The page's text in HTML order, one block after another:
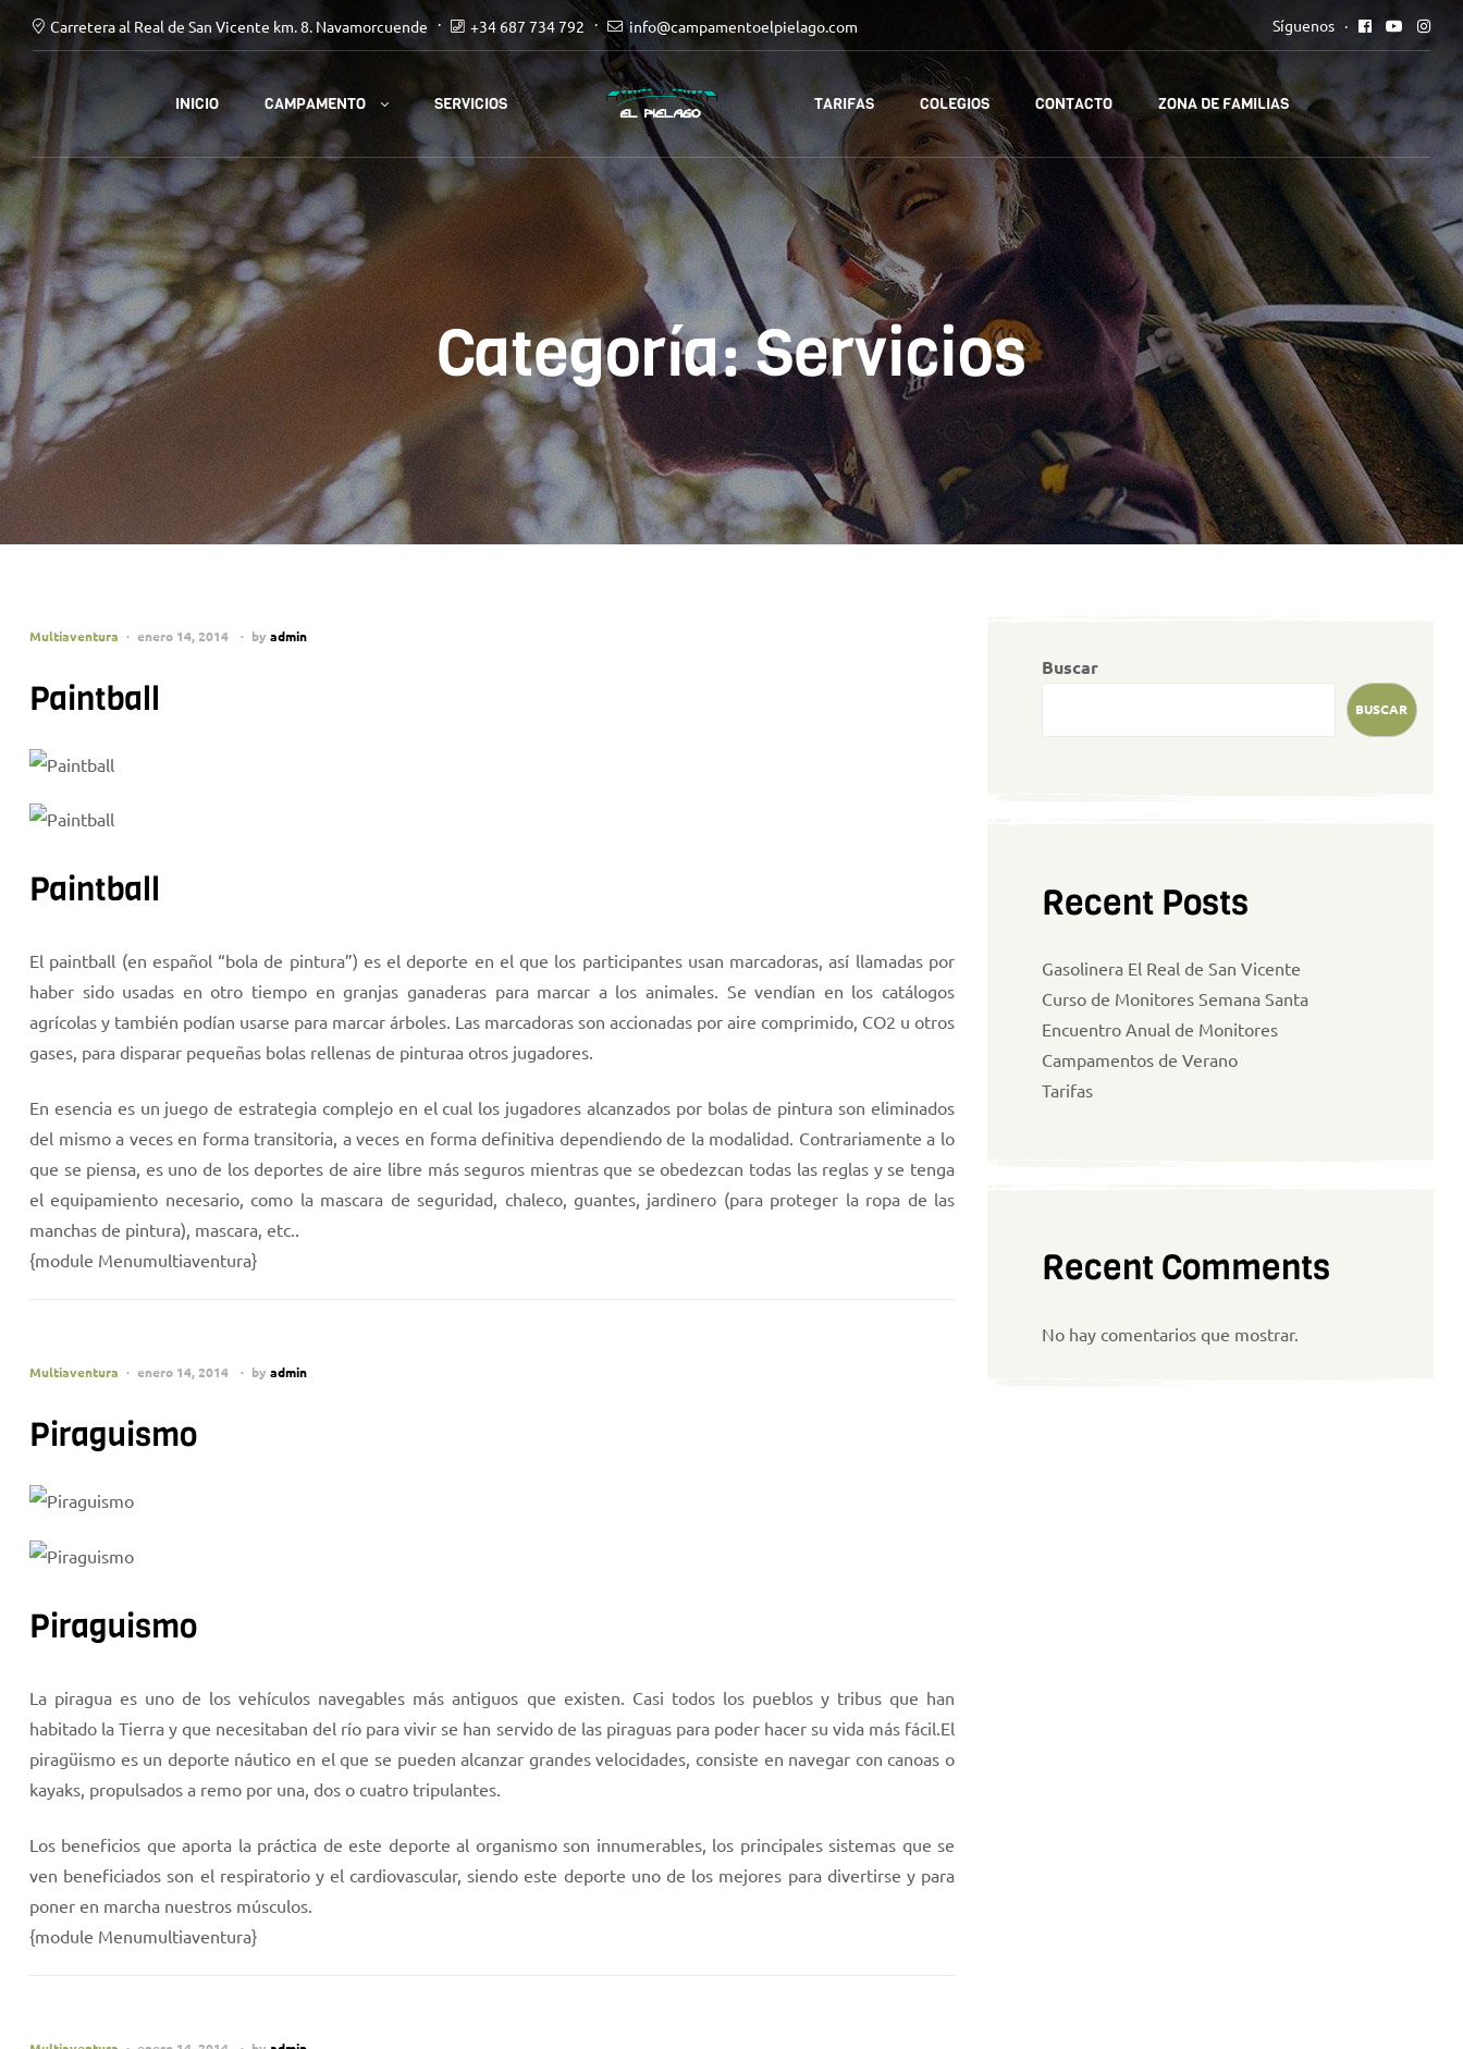
Carretera al Real de San Vicente km. 8. Navamorcuende +34 687 734 792 info@campamentoelpielago.com Síguenos
INICIO CAMPAMENTO SERVICIOS TARIFAS COLEGIOS CONTACTO ZONA DE FAMILIAS
Categoría:Servicios
Multiaventura enero 14, 2014 by admin
Paintball
Paintball
El paintball (en español “bola de pintura”) es el deporte en el que los participantes usan marcadoras, así llamadas por
haber sido usadas en otro tiempo en granjas ganaderas para marcar a los animales. Se vendían en los catálogos
agrícolas y también podían usarse para marcar árboles. Las marcadoras son accionadas por aire comprimido, CO2 u otros
gases, para disparar pequeñas bolas rellenas de pinturaa otros jugadores.
En esencia es un juego de estrategia complejo en el cual los jugadores alcanzados por bolas de pintura son eliminados
del mismo a veces en forma transitoria, a veces en forma definitiva dependiendo de la modalidad. Contrariamente a lo
que se piensa, es uno de los deportes de aire libre más seguros mientras que se obedezcan todas las reglas y se tenga
el equipamiento necesario, como la mascara de seguridad, chaleco, guantes, jardinero (para proteger la ropa de las
manchas de pintura), mascara, etc..
{module Menumultiaventura}
Multiaventura enero 14, 2014 by admin
Piraguismo
Piraguismo
La piragua es uno de los vehículos navegables más antiguos que existen. Casi todos los pueblos y tribus que han
habitado la Tierra y que necesitaban del río para vivir se han servido de las piraguas para poder hacer su vida más fácil.El
piragüismo es un deporte náutico en el que se pueden alcanzar grandes velocidades, consiste en navegar con canoas o
kayaks, propulsados a remo por una, dos o cuatro tripulantes.
Los beneficios que aporta la práctica de este deporte al organismo son innumerables, los principales sistemas que se
ven beneficiados son el respiratorio y el cardiovascular, siendo este deporte uno de los mejores para divertirse y para
poner en marcha nuestros músculos.
{module Menumultiaventura}
Buscar
BUSCAR
Recent Posts
Gasolinera El Real de San Vicente
Curso de Monitores Semana Santa
Encuentro Anual de Monitores
Campamentos de Verano
Tarifas
Recent Comments
No hay comentarios que mostrar.